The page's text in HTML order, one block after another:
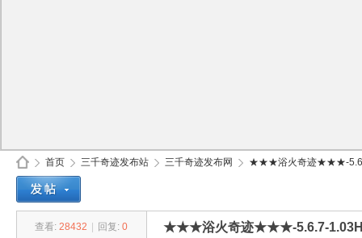
首页
›
三千奇迹发布站 三千奇迹发布网
›
★★★浴火奇迹★★★-
查看: 28432 回复: 0 ★★★浴火奇迹★★★-5.6.7-1.03H单